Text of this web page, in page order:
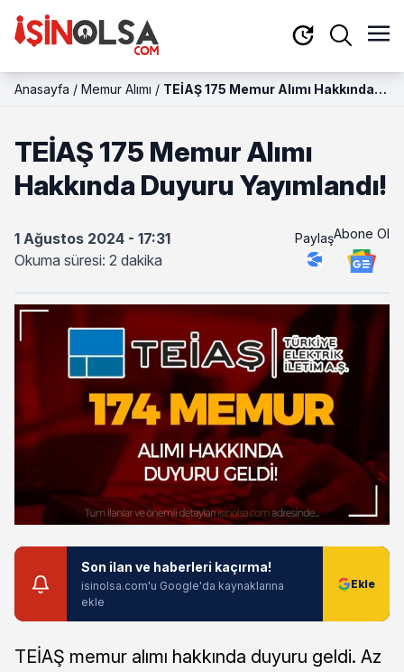
Anasayfa / Memur Alımı / TEİAŞ 175 Memur Alımı Hakkında
TEİAŞ 175 Memur Alımı
Hakkında Duyuru Yayımlandı!
1 Ağustos 2024 - 17:31
Okuma süresi: 2 dakika
PaylaşAbone Ol
Son ilan ve haberleri kaçırma!
isinolsa.com'u Google'da kaynaklarına
ekle
TEİAŞ memur alımı hakkında duyuru geldi. Az